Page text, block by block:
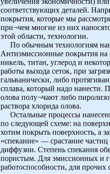
соответствующих деталей.
покрытия, которые мы
при¬чем многие из них
этой области, технологии.
По обычным технологиям
Антиэмиссионные покрытия на
никель, титан, углерод и
работы выхода сеток, при
гальванически, либо
сплава, который надо нанести.
олова полу¬чают либо
раствора хлорида олова.
Остальные процессы
по следующей схеме: на
хотим покрыть поверхность, а
«спекание» — срастание
диффузии. Степень спекания
пористым. Для эмиссионных и
работоспособности, для